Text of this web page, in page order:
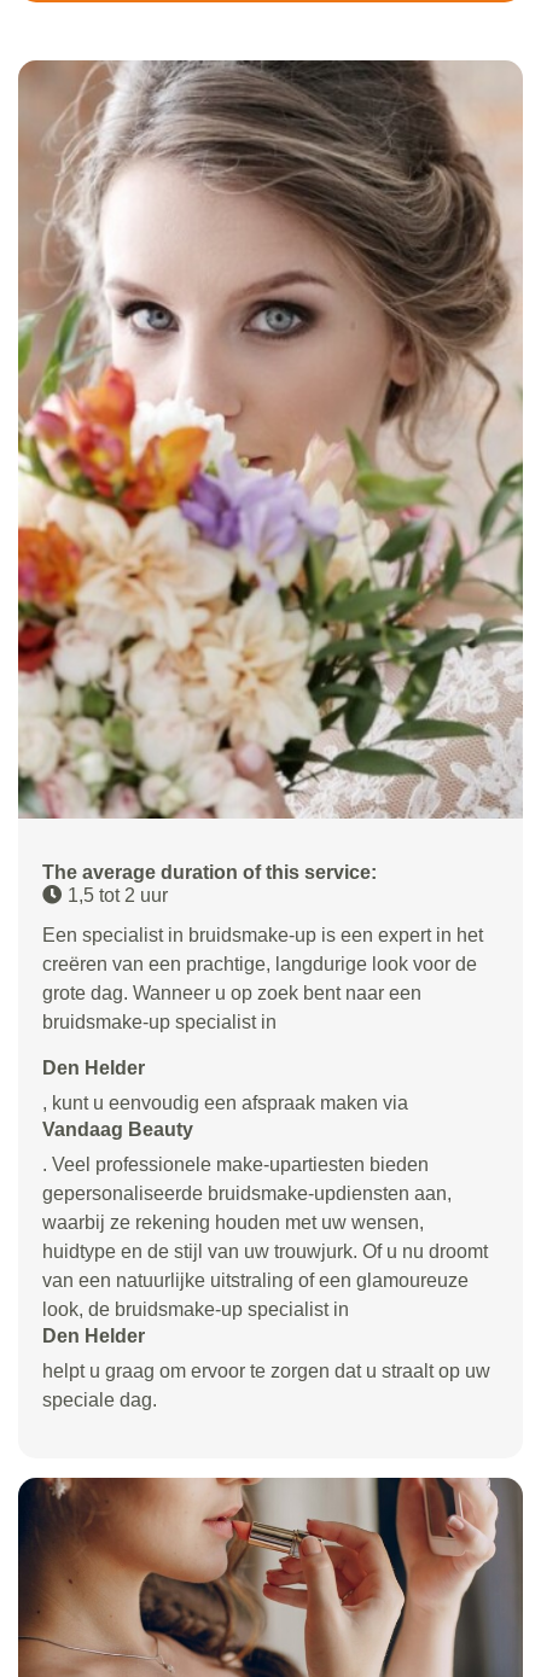
The average duration of this service:
1,5 tot 2 uur
Een specialist in bruidsmake-up is een expert in het
creëren van een prachtige, langdurige look voor de
grote dag. Wanneer u op zoek bent naar een
bruidsmake-up specialist in
Den Helder
, kunt u eenvoudig een afspraak maken via
Vandaag Beauty
. Veel professionele make-upartiesten bieden
gepersonaliseerde bruidsmake-updiensten aan,
waarbij ze rekening houden met uw wensen,
huidtype en de stijl van uw trouwjurk. Of u nu droomt
van een natuurlijke uitstraling of een glamoureuze
look, de bruidsmake-up specialist in
Den Helder
helpt u graag om ervoor te zorgen dat u straalt op uw
speciale dag.